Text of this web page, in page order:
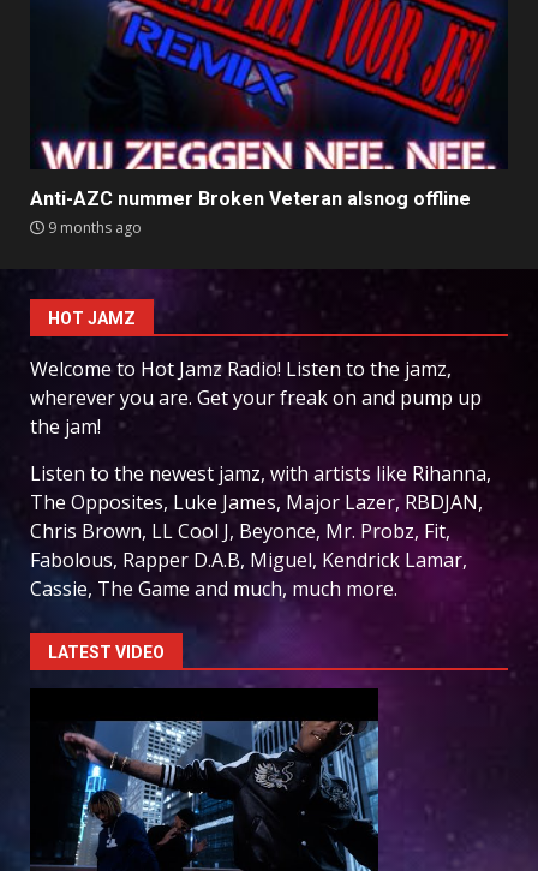
Anti-AZC nummer Broken Veteran alsnog offline
9 months ago
HOT JAMZ
Welcome to Hot Jamz Radio! Listen to the jamz,
wherever you are. Get your freak on and pump up
the jam!
Listen to the newest jamz, with artists like Rihanna,
The Opposites, Luke James, Major Lazer, RBDJAN,
Chris Brown, LL Cool J, Beyonce, Mr. Probz, Fit,
Fabolous, Rapper D.A.B, Miguel, Kendrick Lamar,
Cassie, The Game and much, much more.
LATEST VIDEO